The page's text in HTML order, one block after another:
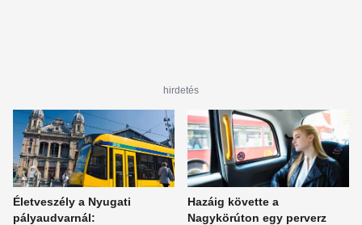
hirdetés
Életveszély a Nyugati
pályaudvarnál:
Hazáig követte a
Nagykörúton egy perverz